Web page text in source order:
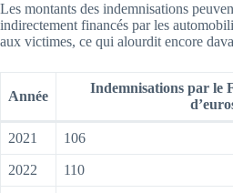
Les montants des indemnisations
indirectement financés par les
aux victimes, ce qui alourdit encore
Année
Indemnisations par le
2021 106
2022 110